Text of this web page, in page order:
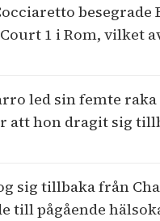
besegrade
1 i Rom, vilket
led sin femte
att hon dragit sig
sig tillbaka från
till pågående